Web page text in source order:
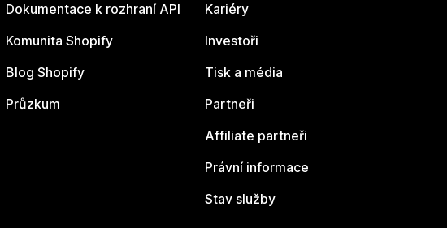
Dokumentace k rozhraní API
Komunita Shopify
Blog Shopify
Průzkum
Kariéry
Investoři
Tisk a média
Partneři
Affiliate partneři
Právní informace
Stav služby